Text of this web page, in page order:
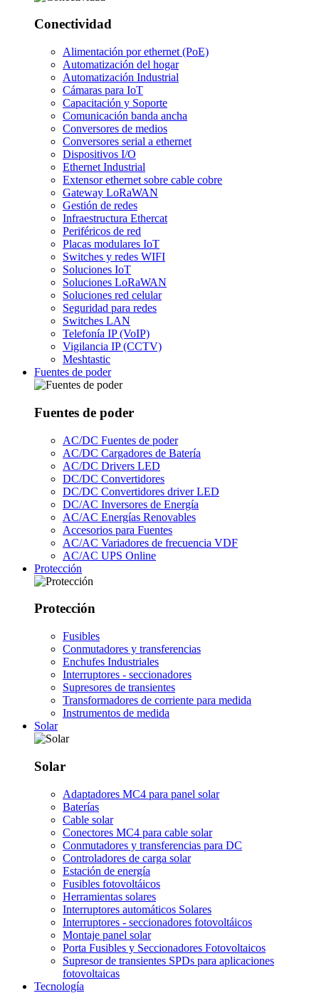
Conectividad
Alimentación por ethernet (PoE)
Automatización del hogar
Automatización Industrial
Cámaras para IoT
Capacitación y Soporte
Comunicación banda ancha
Conversores de medios
Conversores serial a ethernet
Dispositivos I/O
Ethernet Industrial
Extensor ethernet sobre cable cobre
Gateway LoRaWAN
Gestión de redes
Infraestructura Ethercat
Periféricos de red
Placas modulares IoT
Switches y redes WIFI
Soluciones IoT
Soluciones LoRaWAN
Soluciones red celular
Seguridad para redes
Switches LAN
Telefonía IP (VoIP)
Vigilancia IP (CCTV)
Meshtastic
Fuentes de poder
Fuentes de poder
AC/DC Fuentes de poder
AC/DC Cargadores de Batería
AC/DC Drivers LED
DC/DC Convertidores
DC/DC Convertidores driver LED
DC/AC Inversores de Energía
AC/AC Energías Renovables
Accesorios para Fuentes
AC/AC Variadores de frecuencia VDF
AC/AC UPS Online
Protección
Protección
Fusibles
Conmutadores y transferencias
Enchufes Industriales
Interruptores - seccionadores
Supresores de transientes
Transformadores de corriente para medida
Instrumentos de medida
Solar
Solar
Adaptadores MC4 para panel solar
Baterías
Cable solar
Conectores MC4 para cable solar
Conmutadores y transferencias para DC
Controladores de carga solar
Estación de energía
Fusibles fotovoltáicos
Herramientas solares
Interruptores automáticos Solares
Interruptores - seccionadores fotovoltáicos
Montaje panel solar
Porta Fusibles y Seccionadores Fotovoltaicos
Supresor de transientes SPDs para aplicaciones
fotovoltaicas
Tecnología